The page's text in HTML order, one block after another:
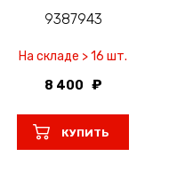
9387943
На складе > 16 шт.
8 400
КУПИТЬ